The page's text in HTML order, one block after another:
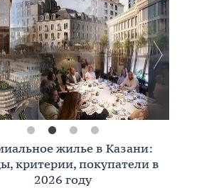
жилье в Казани:
критерии, покупатели в
2026 году